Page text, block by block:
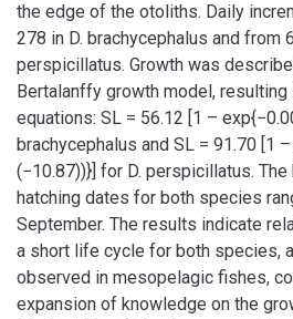
the edge of the otoliths. Daily
278 in D. brachycephalus and from
perspicillatus. Growth was
Bertalanffy growth model,
equations: SL = 56.12 [1 –
brachycephalus and SL = 91.70 [1
(−10.87))}] for D. perspicillatus.
hatching dates for both species
September. The results indicate
a short life cycle for both species,
observed in mesopelagic fishes,
expansion of knowledge on the